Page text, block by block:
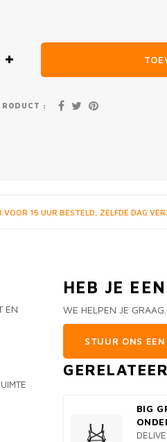
:
15 UUR BESTELD, ZELFDE DAG
EN
HEB JE
WE HELPEN JE
STUUR ONS
BIG